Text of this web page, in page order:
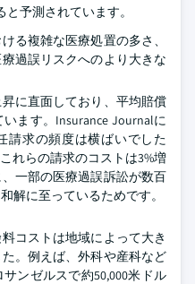
と予測されています。
る複雑な医療処置の多さ、
過誤リスクへのより大きな
に直面しており、平均賠償
ます。Insurance Journalに
請求の頻度は横ばいでした
れらの請求のコストは3%増
一部の医療過誤訴訟が数百
解に至っているためです。
コストは地域によって大き
。例えば、外科や産科など
ンゼルスで約50,000米ドル